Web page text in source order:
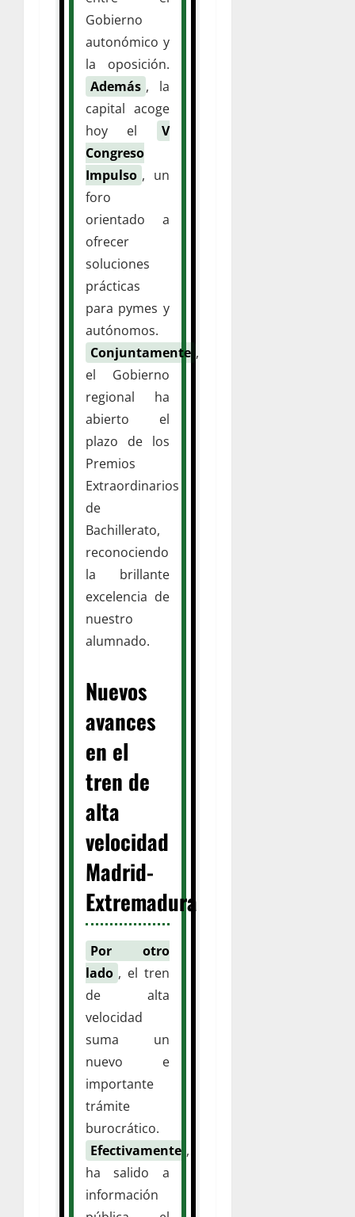
Gobierno
autonómico y
la oposición.
Además , la
capital acoge
hoy el
V
Congreso
Impulso , un
foro
orientado a
ofrecer
soluciones
prácticas
para pymes y
autónomos.
Conjuntamente ,
el Gobierno
regional ha
abierto el
plazo de los
Premios
Extraordinarios
de
Bachillerato,
reconociendo
la brillante
excelencia de
nuestro
alumnado.
Nuevos
avances
en el
tren de
alta
velocidad
Madrid-
Extremadura
Por otro
lado , el tren
de alta
velocidad
suma un
nuevo e
importante
trámite
burocrático.
Efectivamente ,
ha salido a
información